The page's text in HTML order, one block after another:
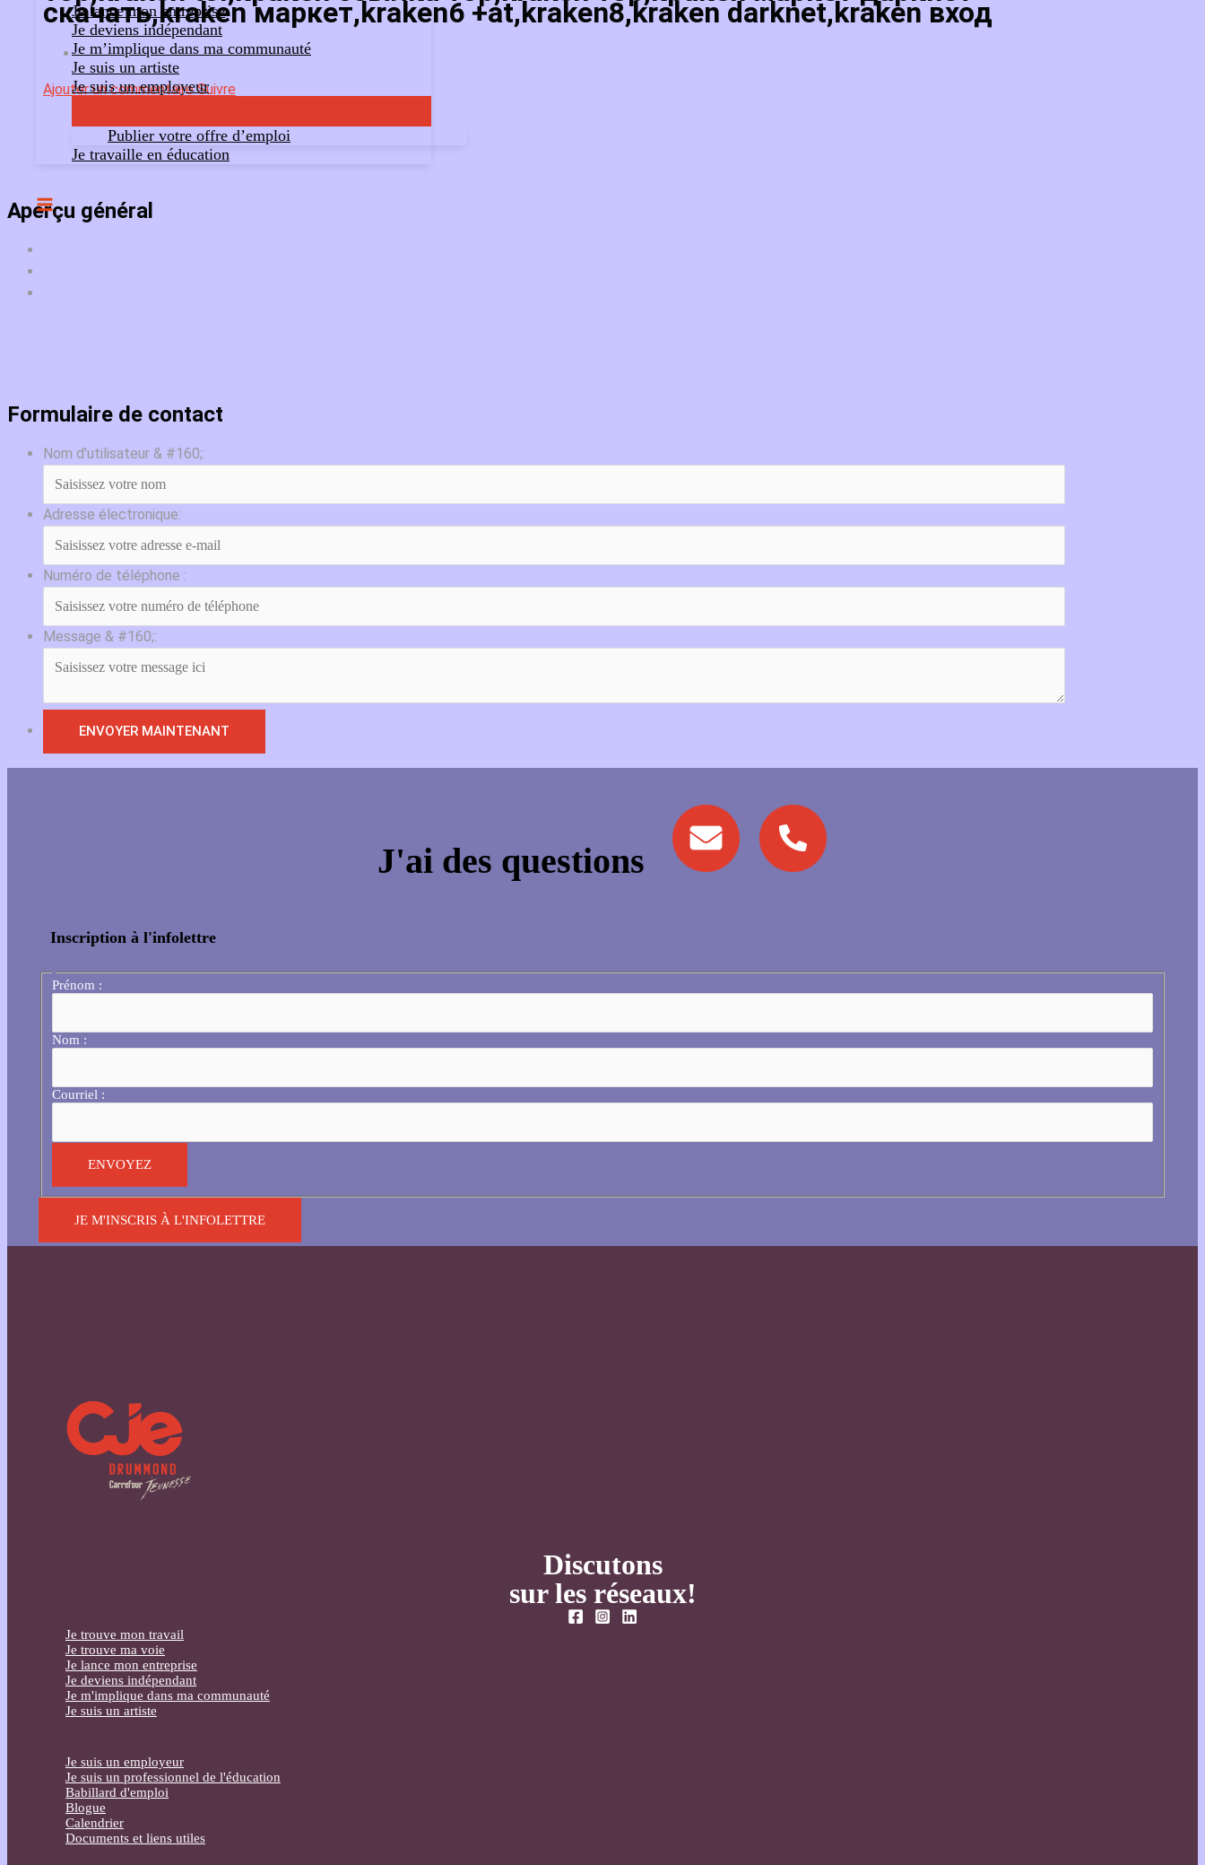
Je lance mon entreprise
Je deviens indépendant
Je m’implique dans ma communauté
Je suis un artiste
Je suis un employeur
Publier votre offre d’emploi
Je travaille en éducation
скачать,kraken маркет,kraken6 +at,kraken8,kraken darknet,kraken вход
Ajouter un commentaireSuivre
Aperçu général
Formulaire de contact
Nom d'utilisateur & #160;:
Adresse électronique:
Numéro de téléphone :
Message & #160;:
J'ai des questions
Inscription à l'infolettre
Prénom :
Nom :
Courriel :
JE M'INSCRIS À L'INFOLETTRE
Discutons
sur les réseaux!
Je trouve mon travail
Je trouve ma voie
Je lance mon entreprise
Je deviens indépendant
Je m'implique dans ma communauté
Je suis un artiste
Je suis un employeur
Je suis un professionnel de l'éducation
Babillard d'emploi
Blogue
Calendrier
Documents et liens utiles